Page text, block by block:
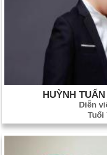
HUỲNH
Diễn
Tuổi